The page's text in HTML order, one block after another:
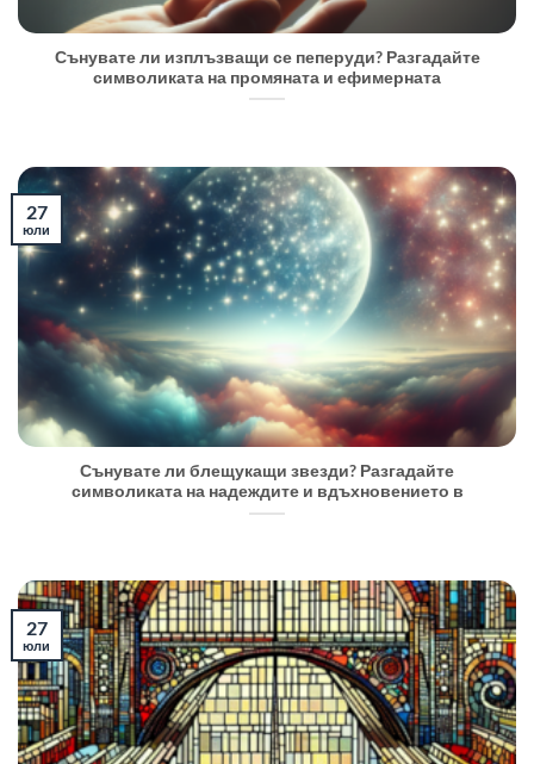
Сънувате ли изплъзващи се пеперуди? Разгадайте
символиката на промяната и ефимерната
Сънувате ли блещукащи звезди? Разгадайте
символиката на надеждите и вдъхновението в
27
юли
27
юли